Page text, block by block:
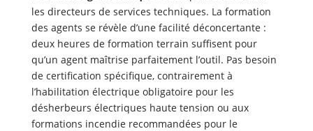
les directeurs de services techniques. La formation
des agents se révèle d’une facilité déconcertante :
deux heures de formation terrain suffisent pour
qu’un agent maîtrise parfaitement l’outil. Pas besoin
de certification spécifique, contrairement à
l’habilitation électrique obligatoire pour les
désherbeurs électriques haute tension ou aux
formations incendie recommandées pour le